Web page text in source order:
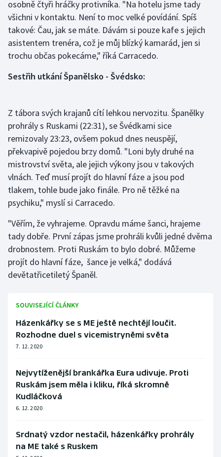
Stolní tenis
Triatlon
Veslování
Vodní slalom
Ostatní
osobně čtyři hráčky protivníka. "Na hotelu jsme tady
všichni v kontaktu. Není to moc velké povídání. Spíš
takové: Čau, jak se máte. Dávám si pouze kafe s jejich
asistentem trenéra, což je můj blízký kamarád, jen si
trochu občas pokecáme," říká Carracedo.
Sestřih utkání Španělsko - Švédsko:
Z tábora svých krajanů cítí lehkou nervozitu. Španělky
prohrály s Ruskami (22:31), se Švédkami sice
remizovaly 23:23, ovšem pokud dnes neuspějí,
překvapivě pojedou brzy domů. "Loni byly druhé na
mistrovství světa, ale jejich výkony jsou v takových
vlnách. Teď musí projít do hlavní fáze a jsou pod
tlakem, tohle bude jako finále. Pro ně těžké na
psychiku," myslí si Carracedo.
"Věřím, že vyhrajeme. Opravdu máme šanci, hrajeme
tady dobře. První zápas jsme prohráli kvůli jedné dvěma
drobnostem. Proti Ruskám to bylo dobré. Můžeme
projít do hlavní fáze, šance je velká," dodává
devětatřicetiletý Španěl.
SOUVISEJÍCÍ ČLÁNKY
Házenkářky se s ME ještě nechtějí loučit.
Rozhodne duel s vicemistryněmi světa
7. 12. 2020
Nejvytíženější brankářka Eura udivuje. Proti
Ruskám jsem měla i kliku, říká skromně
Kudláčková
6. 12. 2020
Srdnatý vzdor nestačil, házenkářky prohrály
na ME také s Ruskem